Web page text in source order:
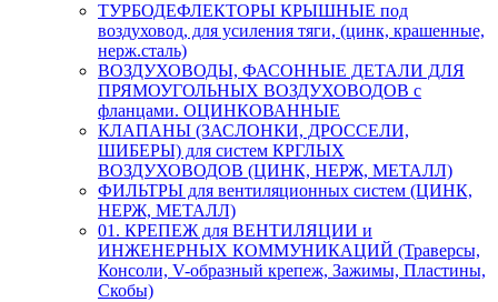
ТУРБОДЕФЛЕКТОРЫ КРЫШНЫЕ под
воздуховод, для усиления тяги, (цинк, крашенные,
нерж.сталь)
ВОЗДУХОВОДЫ, ФАСОННЫЕ ДЕТАЛИ ДЛЯ
ПРЯМОУГОЛЬНЫХ ВОЗДУХОВОДОВ с
фланцами. ОЦИНКОВАННЫЕ
КЛАПАНЫ (ЗАСЛОНКИ, ДРОССЕЛИ,
ШИБЕРЫ) для систем КРГЛЫХ
ВОЗДУХОВОДОВ (ЦИНК, НЕРЖ, МЕТАЛЛ)
ФИЛЬТРЫ для вентиляционных систем (ЦИНК,
НЕРЖ, МЕТАЛЛ)
01. КРЕПЕЖ для ВЕНТИЛЯЦИИ и
ИНЖЕНЕРНЫХ КОММУНИКАЦИЙ (Траверсы,
Консоли, V-образный крепеж, Зажимы, Пластины,
Скобы)